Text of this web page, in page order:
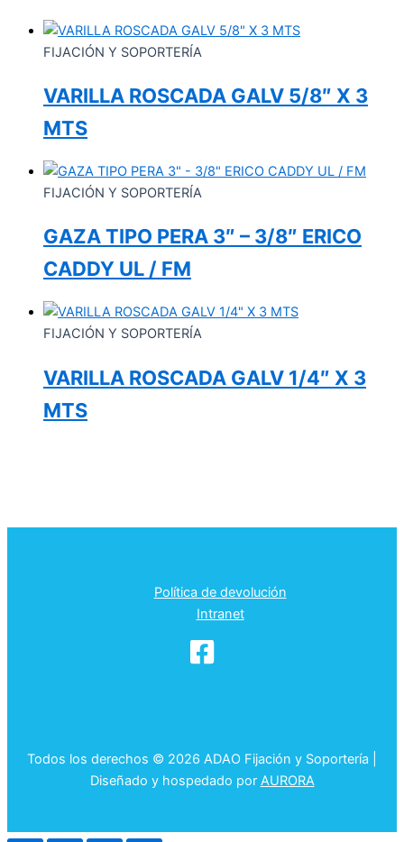
FIJACIÓN Y SOPORTERÍA
VARILLA ROSCADA GALV 5/8″ X 3
MTS
FIJACIÓN Y SOPORTERÍA
GAZA TIPO PERA 3″ – 3/8″ ERICO
CADDY UL / FM
FIJACIÓN Y SOPORTERÍA
VARILLA ROSCADA GALV 1/4″ X 3
MTS
Política de devolución
Intranet
Todos los derechos © 2026 ADAO Fijación y Soportería |
Diseñado y hospedado por AURORA